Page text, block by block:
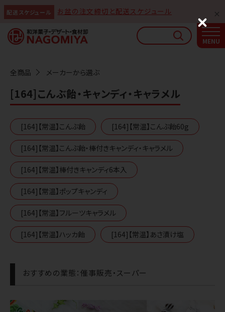
配送スケジュール お盆の注文締切と配送スケジュール
全商品 メーカーから選ぶ
[164]こんぶ飴・キャンディ・キャラメル
[164]【常温】こんぶ飴 [164]【常温】こんぶ飴60g
[164]【常温】こんぶ飴・棒付きキャンディ・キャラメル
[164]【常温】棒付きキャンディ6本入
[164]【常温】ポップキャンディ
[164]【常温】フルーツキャラメル
[164]【常温】ハッカ飴 [164]【常温】あさ漬け塩
おすすめの業態：催事販売・スーパー
なごみやAIガイド
AIがなごみやの使い方をお答えします
C
l
o